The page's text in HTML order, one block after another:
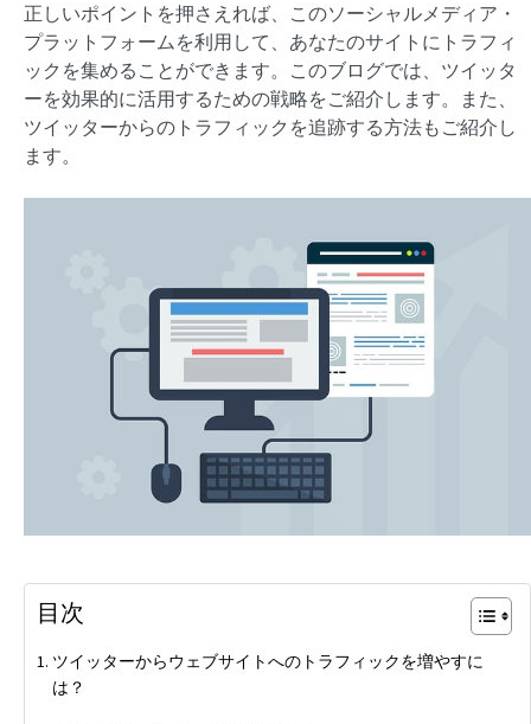
正しいポイントを押さえれば、このソーシャルメディア・
プラットフォームを利用して、あなたのサイトにトラフィ
ックを集めることができます。このブログでは、ツイッタ
ーを効果的に活用するための戦略をご紹介します。また、
ツイッターからのトラフィックを追跡する方法もご紹介し
ます。
目次
ツイッターからウェブサイトへのトラフィックを増やすに
は？